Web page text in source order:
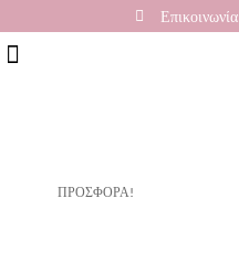
ΠΡΟΣΦΟΡΆ!